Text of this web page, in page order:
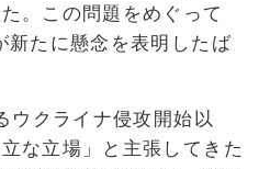
。この問題をめぐって
新たに懸念を表明したば
クライナ侵攻開始以
な立場」と主張してきた